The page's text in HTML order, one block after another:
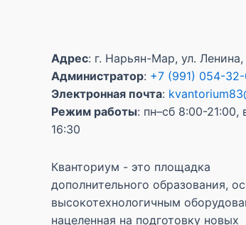
Адрес: г. Нарьян-Мар, ул.
Администратор: +7 (991) 054-
Электронная почта:
Режим работы: пн–сб 8:00-21:00,
16:30
Кванториум - это площадка
дополнительного образования,
высокотехнологичным
нацеленная на подготовку новых